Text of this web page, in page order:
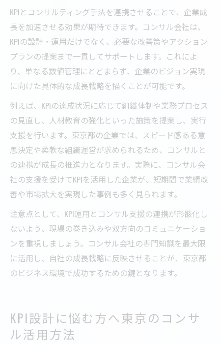
KPIとコンサルティング手法を連携させることで、企業成
長を加速させる効果が期待できます。コンサル会社は、
KPIの設計・運用だけでなく、必要な改善策やアクション
プランの提案まで一貫してサポートします。これによ
り、単なる数値管理にとどまらず、企業のビジョン実現
に向けた具体的な成長戦略を描くことが可能です。
例えば、KPIの達成状況に応じて組織体制や業務プロセス
の見直し、人材教育の強化といった施策を提案し、実行
支援を行います。東京都の企業では、スピード感ある意
思決定や柔軟な組織運営が求められるため、コンサルと
の連携が成長の推進力となります。実際に、コンサル会
社の支援を受けてKPIを活用した企業が、短期間で業績改
善や市場拡大を実現した事例も多く見られます。
注意点として、KPI運用とコンサル支援の連携が形骸化し
ないよう、現場の巻き込みや双方向のコミュニケーショ
ンを重視しましょう。コンサル会社の専門知識を最大限
に活用し、自社の成長戦略に反映させることが、東京都
のビジネス環境で成功するための鍵となります。
KPI設計に悩む方へ東京のコンサ
ル活用方法